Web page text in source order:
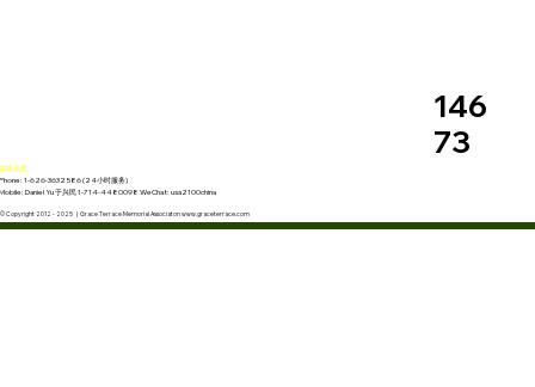
146
73
联络信息：
Phone: 1-626-3632586 (24小时服务)
Mobile: Daniel Yu 于兴民 1-714-4480098 WeChat: usa2100china
© Copyright 2012 - 2025 | Grace Terrace Memorial Associaton www.graceterrace.com